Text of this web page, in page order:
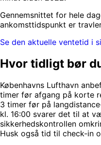
Gennemsnittet for hele
ankomsttidspunkt er
Se den aktuelle ventetid i
Hvor tidligt bør
Københavns Lufthavn
timer før afgang på korte
3 timer før på
kl. 16:00 svarer det til at
sikkerhedskontrollen
Husk også tid til check-in